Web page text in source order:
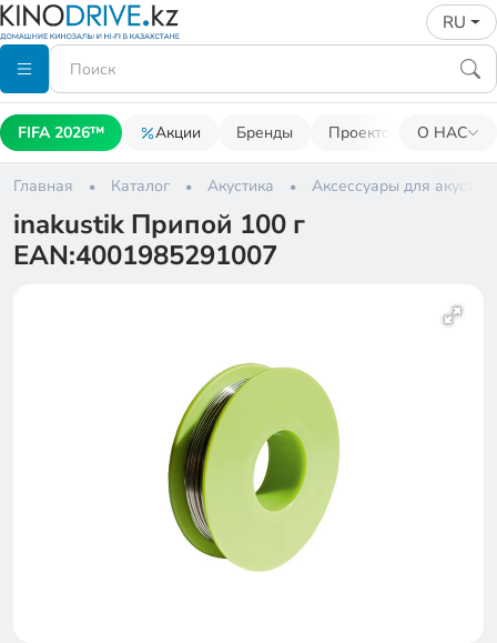
RU
FIFA 2026™ Акции Бренды Проекторы О НАС
Главная Каталог Акустика Аксессуары для
inakustik Припой 100 г
EAN:4001985291007